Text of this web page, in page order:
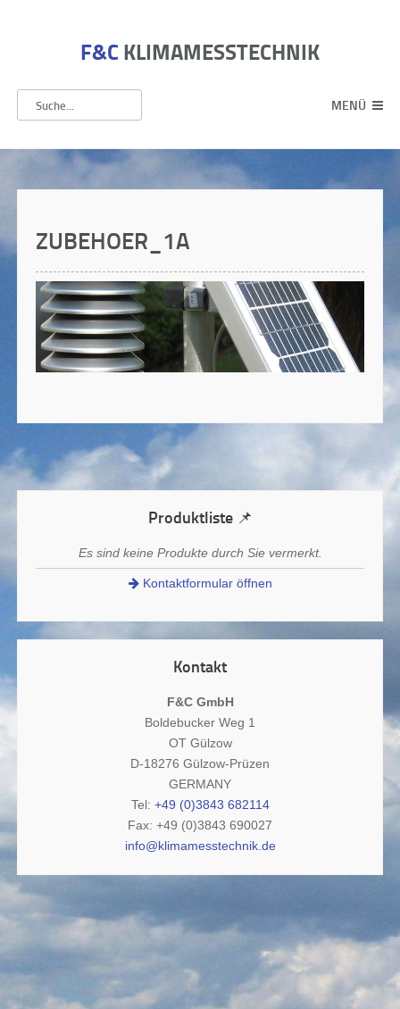
F&C KLIMAMESSTECHNIK
MENÜ
ZUBEHOER_1A
Produktliste 📌
Es sind keine Produkte durch Sie vermerkt.
Kontaktformular öffnen
Kontakt
F&C GmbH
Boldebucker Weg 1
OT Gülzow
D-18276 Gülzow-Prüzen
GERMANY
Tel: +49 (0)3843 682114
Fax: +49 (0)3843 690027
info@klimamesstechnik.de